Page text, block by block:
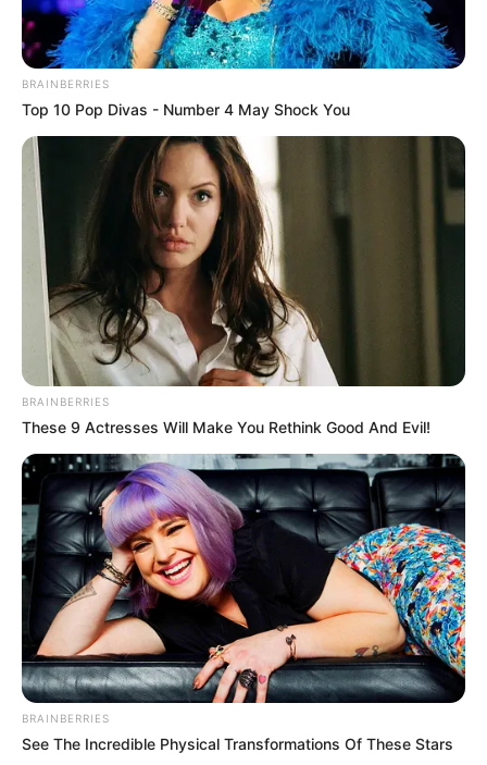
ΔΗΜΟΦΙΛΗ ΑΡΘΡΑ
BRAINBERRIES
Top 10 Pop Divas - Number 4 May Shock You
BRAINBERRIES
These 9 Actresses Will Make You Rethink Good And Evil!
BRAINBERRIES
See The Incredible Physical Transformations Of These Stars